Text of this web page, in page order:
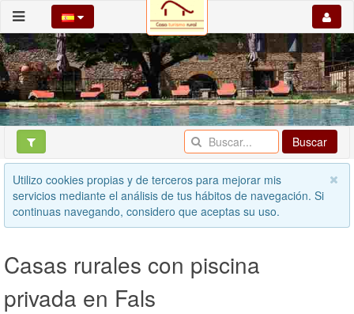
Buscar
Utilizo cookies propias y de terceros para mejorar mis
servicios mediante el análisis de tus hábitos de navegación. Si
continuas navegando, considero que aceptas su uso.
Casas rurales con piscina
privada en Fals